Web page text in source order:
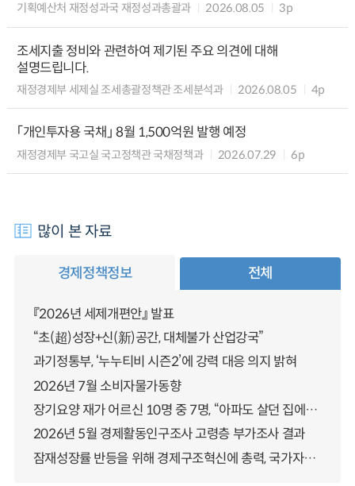
기획예산처 재정성과국 재정성과총괄과 2026.08.05 3p
조세지출 정비와 관련하여 제기된 주요 의견에 대해
설명드립니다.
재정경제부 세제실 조세총괄정책관 조세분석과 2026.08.05 4p
「개인투자용 국채」 8월 1,500억원 발행 예정
재정경제부 국고실 국고정책관 국채정책과 2026.07.29 6p
많이 본 자료
경제정책정보 전체
『2026년 세제개편안』 발표
“초(超)성장+신(新)공간, 대체불가 산업강국”
과기정통부, ‘누누티비 시즌2’에 강력 대응 의지 밝혀
2026년 7월 소비자물가동향
장기요양 재가 어르신 10명 중 7명, “아파도 살던 집에서 살겠다” 「2025년 장기요양실태조사」 결과 발표
2026년 5월 경제활동인구조사 고령층 부가조사 결과
잠재성장률 반등을 위해 경제구조혁신에 총력, 국가자산 관리체계 대전환